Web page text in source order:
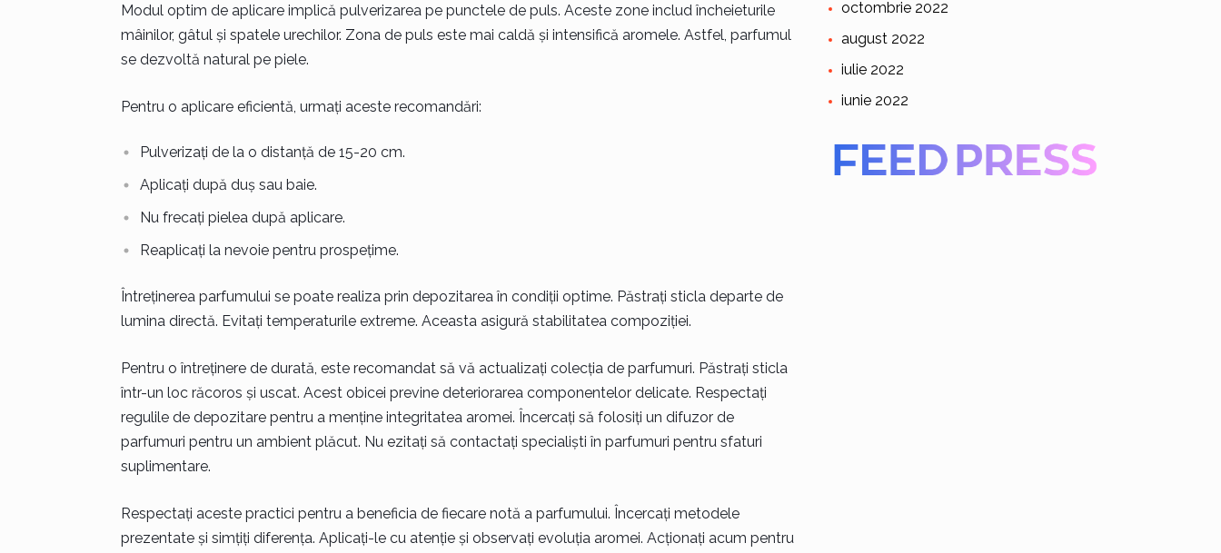
Modul optim de aplicare implică pulverizarea pe punctele de puls. Aceste zone includ încheieturile
mâinilor, gâtul și spatele urechilor. Zona de puls este mai caldă și intensifică aromele. Astfel, parfumul
se dezvoltă natural pe piele.
Pentru o aplicare eficientă, urmați aceste recomandări:
Pulverizați de la o distanță de 15-20 cm.
Aplicați după duș sau baie.
Nu frecați pielea după aplicare.
Reaplicați la nevoie pentru prospețime.
Întreținerea parfumului se poate realiza prin depozitarea în condiții optime. Păstrați sticla departe de
lumina directă. Evitați temperaturile extreme. Aceasta asigură stabilitatea compoziției.
Pentru o întreținere de durată, este recomandat să vă actualizați colecția de parfumuri. Păstrați sticla
într-un loc răcoros și uscat. Acest obicei previne deteriorarea componentelor delicate. Respectați
regulile de depozitare pentru a menține integritatea aromei. Încercați să folosiți un difuzor de
parfumuri pentru un ambient plăcut. Nu ezitați să contactați specialiști în parfumuri pentru sfaturi
suplimentare.
Respectați aceste practici pentru a beneficia de fiecare notă a parfumului. Încercați metodele
prezentate și simțiți diferența. Aplicați-le cu atenție și observați evoluția aromei. Acționați acum pentru
octombrie 2022
august 2022
iulie 2022
iunie 2022